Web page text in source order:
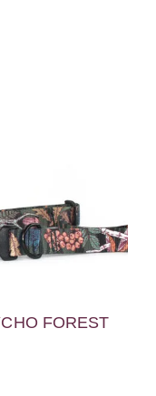
FOREST